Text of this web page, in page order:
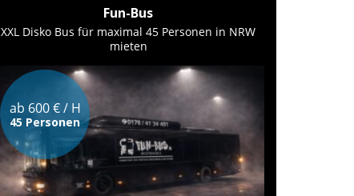
Fun-Bus
XXL Disko Bus für maximal 45 Personen in NRW
mieten
ab 600 € / H
45 Personen